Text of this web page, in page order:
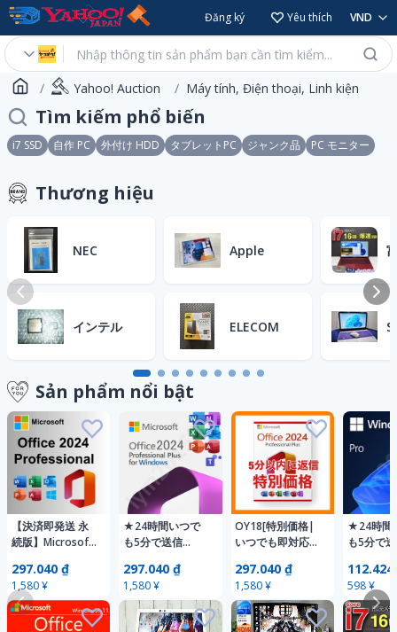
Đăng ký Yêu thích VND
Yahoo! Auction Máy tính, Điện thoại, Linh kiện
Tìm kiếm phổ biến
i7 SSD 自作 PC 外付け HDD タブレットPC ジャンク品 PC モニター
Thương hiệu
NEC Apple
インテル ELECOM
Sản phẩm nổi bật
【決済即発送 永
続版】Microsoft
Professional Plus
2024 プロダクト
キー 正規 認証保
証 Access Word
297.040 ₫
1,580 ¥
★24時間いつで
も5分で送信
Office LTSC
Professional Plus
2024 プロダクト
キー 日本語/認証
297.040 ₫
1,580 ¥
OY18[特別価格|
いつでも即対応★
証]Microsoft
Office LTSC
Professional Plus
2024 正規認証 プ
297.040 ₫
1,580 ¥
★24時間
も5分で
64bit 正
クトキー
112.424
598 ¥